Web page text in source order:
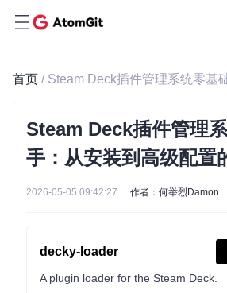
首页
Steam Deck插件管理
手：从安装到高级配置
2026-05-05 09:42:27 作者：何举烈Damon
decky-loader
A plugin loader for the Steam Deck.